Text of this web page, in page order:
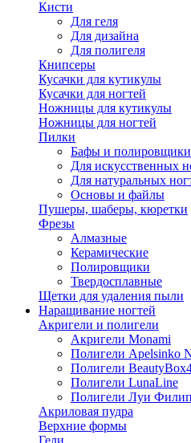
Кисти
Для геля
Для дизайна
Для полигеля
Книпсеры
Кусачки для кутикулы
Кусачки для ногтей
Ножницы для кутикулы
Ножницы для ногтей
Пилки
Бафы и полировщики
Для искусственных
Для натуральных
Основы и файлы
Пушеры, шаберы, кюретки
Фрезы
Алмазные
Керамические
Полировщики
Твердосплавные
Щетки для удаления пыли
Наращивание ногтей
Акригели и полигели
Акригели Monami
Полигели Apelsinko
Полигели
Полигели LunaLine
Полигели Луи
Акриловая пудра
Верхние формы
Гели